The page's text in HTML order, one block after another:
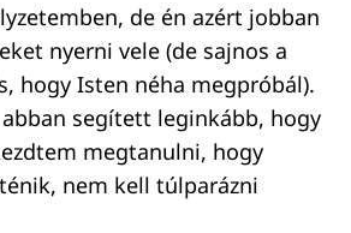
de én azért jobban
nyerni vele (de sajnos a
hogy Isten néha megpróbál).
segített leginkább, hogy
megtanulni, hogy
nem kell túlparázni